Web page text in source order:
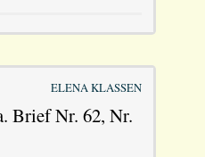
ELENA KLASSEN
Brief Nr. 62, Nr.